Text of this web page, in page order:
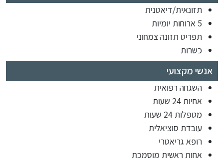
תזונאית/דיאטנית
5 ארוחות יומיות
תפריט תזונה צמחוני
כשרות
אנשי מקצועי
השגחה רפואית
אחיות 24 שעות
מטפלות 24 שעות
עובדת סוציאלית
רופא גריאטרי
אחות ראשית מוסמכת